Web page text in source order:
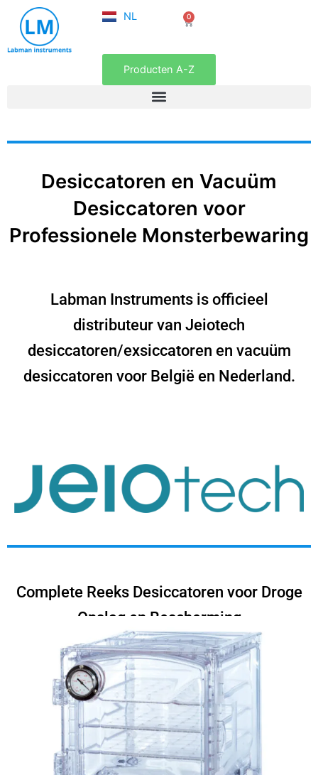
naar
NL
EN
0
Winkelwagen
Producten A-Z
Desiccatoren en Vacuüm
Desiccatoren voor
Professionele Monsterbewaring
Labman Instruments is officieel
distributeur van Jeiotech
desiccatoren/exsiccatoren en vacuüm
desiccatoren voor België en Nederland.
Complete Reeks Desiccatoren voor Droge
Opslag en Bescherming